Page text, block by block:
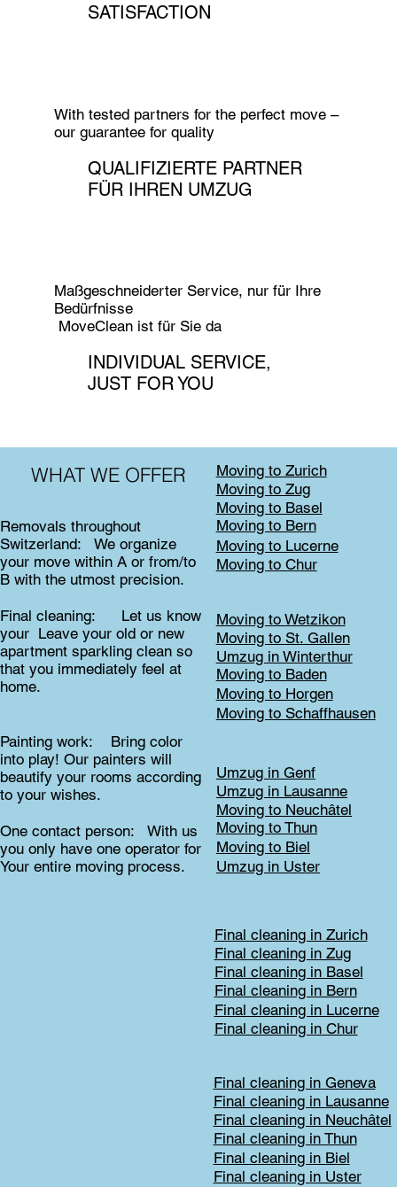
SATISFACTION
With tested partners for the perfect move –
our guarantee for quality
QUALIFIZIERTE PARTNER
FÜR IHREN UMZUG
Maßgeschneiderter Service, nur für Ihre
Bedürfnisse
MoveClean ist für Sie da
INDIVIDUAL SERVICE,
JUST FOR YOU
WHAT WE OFFER
Removals throughout
Switzerland: We organize
your move within A or from/to
B with the utmost precision.
Final cleaning: Let us know
your Leave your old or new
apartment sparkling clean so
that you immediately feel at
home.
Painting work: Bring color
into play! Our painters will
beautify your rooms according
to your wishes.
One contact person: With us
you only have one operator for
Your entire moving process.
Final cleaning in Zurich
Final cleaning in Zug
Final cleaning in Basel
Final cleaning in Bern
Final cleaning in Lucerne
Final cleaning in Chur
Final cleaning in Geneva
Final cleaning in Lausanne
Final cleaning in Neuchâtel
Final cleaning in Thun
Final cleaning in Biel
Final cleaning in Uster
Moving to Zurich
Moving to Zug
Moving to Basel
Moving to Bern
Moving to Lucerne
Moving to Chur
Umzug in Genf
Umzug in Lausanne
Moving to Neuchâtel
Moving to Thun
Moving to Biel
Umzug in Uster
Moving to Wetzikon
Moving to St. Gallen
Umzug in Winterthur
Moving to Baden
Moving to Horgen
Moving to Schaffhausen